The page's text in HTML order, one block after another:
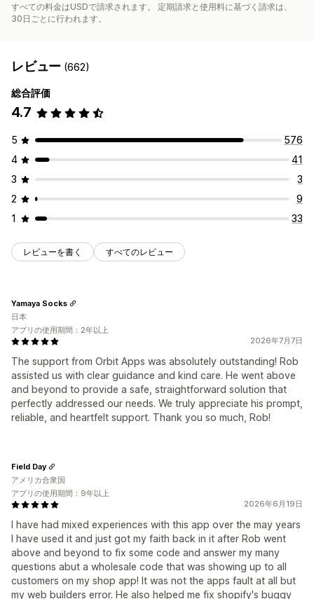
すべての料金はUSDで請求されます。 定期請求と使用料に基づく請求は、
30日ごとに行われます。
レビュー (662)
総合評価
4.7
5
576
4
41
3
3
2
9
1
33
レビューを書く すべてのレビュー
2026年7月7日
The support from Orbit Apps was absolutely outstanding! Rob
assisted us with clear guidance and kind care. He went above
and beyond to provide a safe, straightforward solution that
perfectly addressed our needs. We truly appreciate his prompt,
reliable, and heartfelt support. Thank you so much, Rob!
Yamaya Socks
日本
アプリの使用期間：2年以上
2026年6月19日
I have had mixed experiences with this app over the may years
I have used it and just got my faith back in it after Rob went
above and beyond to fix some code and answer my many
questions abut a wholesale code that was showing up to all
customers on my shop app! It was not the apps fault at all but
my web builders error. He also helped me fix shopify's buggy
Field Day
アメリカ合衆国
アプリの使用期間：9年以上